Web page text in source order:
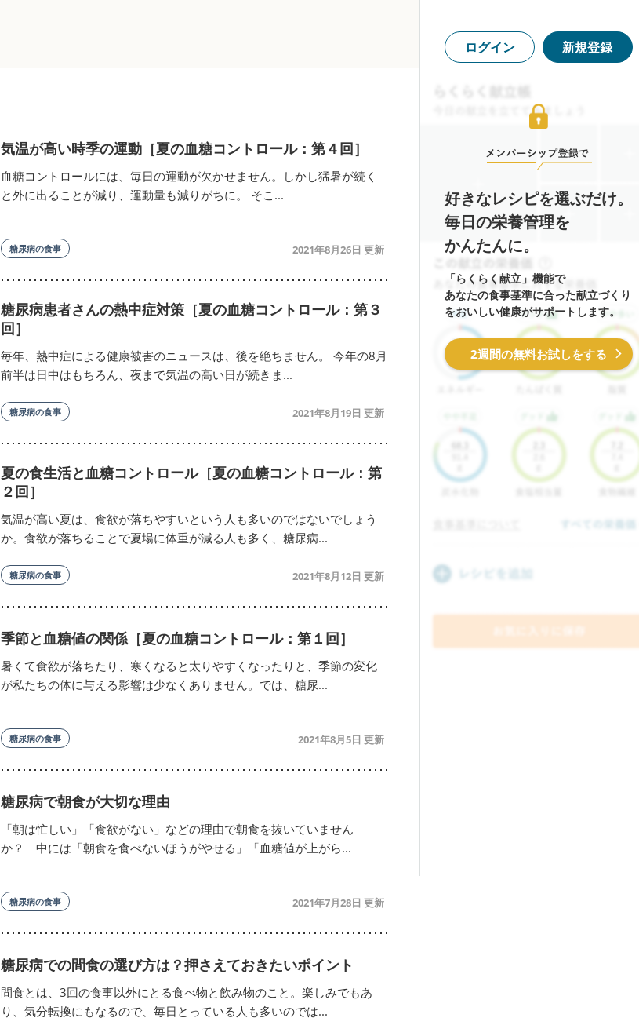
気温が高い時季の運動［夏の血糖コントロール：第４回］
血糖コントロールには、毎日の運動が欠かせません。しかし猛暑が続く
と外に出ることが減り、運動量も減りがちに。 そこ...
糖尿病の食事 2021年8月26日
糖尿病患者さんの熱中症対策［夏の血糖コントロール：第３
回］
毎年、熱中症による健康被害のニュースは、後を絶ちません。 今年の8月
前半は日中はもちろん、夜まで気温の高い日が続きま...
糖尿病の食事 2021年8月19日
夏の食生活と血糖コントロール［夏の血糖コントロール：第
２回］
気温が高い夏は、食欲が落ちやすいという人も多いのではないでしょう
か。食欲が落ちることで夏場に体重が減る人も多く、糖尿病...
糖尿病の食事 2021年8月12日
季節と血糖値の関係［夏の血糖コントロール：第１回］
暑くて食欲が落ちたり、寒くなると太りやすくなったりと、季節の変化
が私たちの体に与える影響は少なくありません。では、糖尿...
糖尿病の食事 2021年8月5日
糖尿病で朝食が大切な理由
「朝は忙しい」「食欲がない」などの理由で朝食を抜いていません
か？ 中には「朝食を食べないほうがやせる」「血糖値が上がら...
糖尿病の食事 2021年7月28日
糖尿病での間食の選び方は？押さえておきたいポイント
間食とは、3回の食事以外にとる食べ物と飲み物のこと。楽しみでもあ
り、気分転換にもなるので、毎日とっている人も多いのでは...
ログイン 新規登録
好きなレシピを選ぶだけ。
毎日の栄養管理を
かんたんに。
「らくらく献立」機能で
あなたの食事基準に合った献立づくり
をおいしい健康がサポートします。
2週間の無料お試しをする